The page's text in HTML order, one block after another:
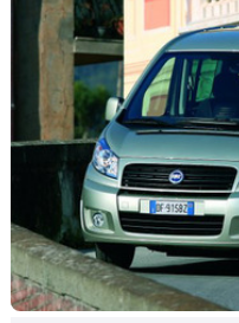
Utilitaires
Flottes
Auto
Services
Forum
Moto